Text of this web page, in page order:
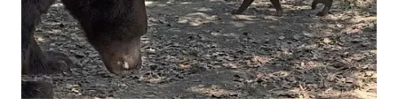
MAJALENGKA
WN
SUBANG